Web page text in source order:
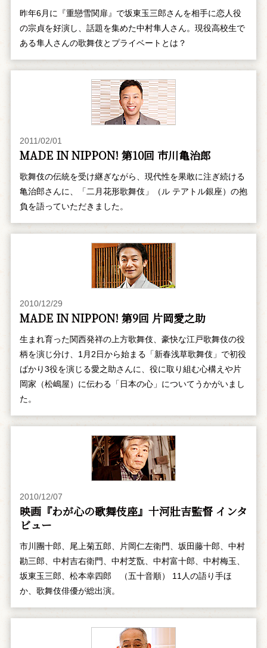
昨年6月に『重戀雪関扉』で坂東玉三郎さんを相手に恋人役
の宗貞を好演し、話題を集めた中村隼人さん。現役高校生で
ある隼人さんの歌舞伎とプライベートとは？
2011/02/01
MADE IN NIPPON! 第10回 市川亀治郎
歌舞伎の伝統を受け継ぎながら、現代性を果敢に注ぎ続ける
亀治郎さんに、「二月花形歌舞伎」（ル テアトル銀座）の抱
負を語っていただきました。
2010/12/29
MADE IN NIPPON! 第9回 片岡愛之助
生まれ育った関西発祥の上方歌舞伎、豪快な江戸歌舞伎の役
柄を演じ分け、1月2日から始まる「新春浅草歌舞伎」で初役
ばかり3役を演じる愛之助さんに、役に取り組む心構えや片
岡家（松嶋屋）に伝わる「日本の心」についてうかがいまし
た。
2010/12/07
映画『わが心の歌舞伎座』十河壯吉監督 インタ
ビュー
市川團十郎、尾上菊五郎、片岡仁左衛門、坂田藤十郎、中村
勘三郎、中村吉右衛門、中村芝翫、中村富十郎、中村梅玉、
坂東玉三郎、松本幸四郎 （五十音順） 11人の語り手ほ
か、歌舞伎俳優が総出演。